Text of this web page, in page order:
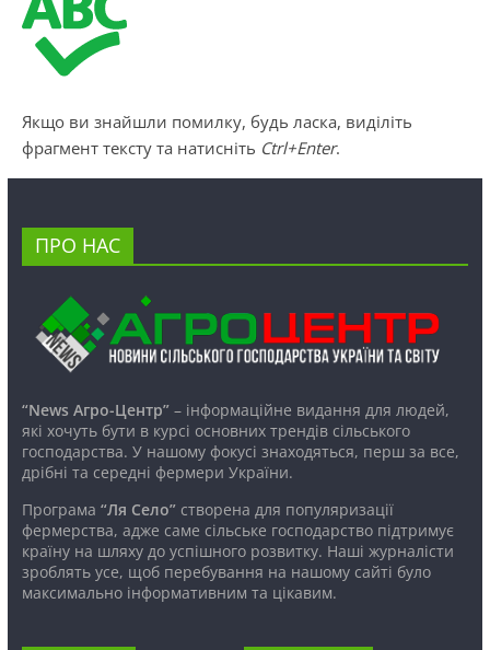
Якщо ви знайшли помилку, будь ласка, виділіть
фрагмент тексту та натисніть Ctrl+Enter.
ПРО НАС
“News Агро-Центр”– інформаційне видання для людей,
які хочуть бути в курсі основних трендів сільського
господарства. У нашому фокусі знаходяться, перш за все,
дрібні та середні фермери України.
Програма “Ля Село”створена для популяризації
фермерства, адже саме сільське господарство підтримує
країну на шляху до успішного розвитку. Наші журналісти
зроблять усе, щоб перебування на нашому сайті було
максимально інформативним та цікавим.